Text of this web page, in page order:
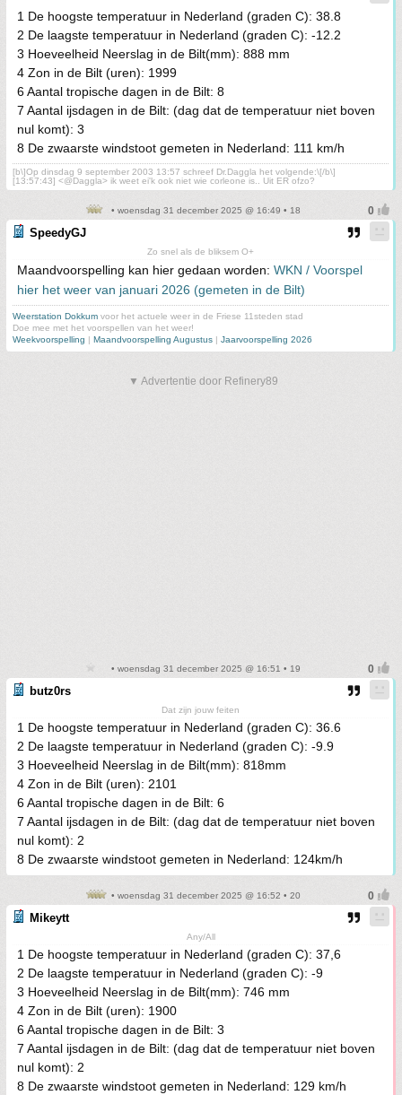
1 De hoogste temperatuur in Nederland (graden C): 38.8
2 De laagste temperatuur in Nederland (graden C): -12.2
3 Hoeveelheid Neerslag in de Bilt(mm): 888 mm
4 Zon in de Bilt (uren): 1999
6 Aantal tropische dagen in de Bilt: 8
7 Aantal ijsdagen in de Bilt: (dag dat de temperatuur niet boven
nul komt): 3
8 De zwaarste windstoot gemeten in Nederland: 111 km/h
[b\]Op dinsdag 9 september 2003 13:57 schreef Dr.Daggla het volgende:\[/b\]
[13:57:43] <@Daggla> ik weet ei'k ook niet wie corleone is.. Uit ER ofzo?
• woensdag 31 december 2025 @ 16:49 • 18
SpeedyGJ
Zo snel als de bliksem O+
Maandvoorspelling kan hier gedaan worden: WKN / Voorspel
hier het weer van januari 2026 (gemeten in de Bilt)
Weerstation Dokkum voor het actuele weer in de Friese 11steden stad
Doe mee met het voorspellen van het weer!
Weekvoorspelling | Maandvoorspelling Augustus | Jaarvoorspelling 2026
▼ Advertentie door Refinery89
• woensdag 31 december 2025 @ 16:51 • 19
butz0rs
Dat zijn jouw feiten
1 De hoogste temperatuur in Nederland (graden C): 36.6
2 De laagste temperatuur in Nederland (graden C): -9.9
3 Hoeveelheid Neerslag in de Bilt(mm): 818mm
4 Zon in de Bilt (uren): 2101
6 Aantal tropische dagen in de Bilt: 6
7 Aantal ijsdagen in de Bilt: (dag dat de temperatuur niet boven
nul komt): 2
8 De zwaarste windstoot gemeten in Nederland: 124km/h
• woensdag 31 december 2025 @ 16:52 • 20
Mikeytt
Any/All
1 De hoogste temperatuur in Nederland (graden C): 37,6
2 De laagste temperatuur in Nederland (graden C): -9
3 Hoeveelheid Neerslag in de Bilt(mm): 746 mm
4 Zon in de Bilt (uren): 1900
6 Aantal tropische dagen in de Bilt: 3
7 Aantal ijsdagen in de Bilt: (dag dat de temperatuur niet boven
nul komt): 2
8 De zwaarste windstoot gemeten in Nederland: 129 km/h